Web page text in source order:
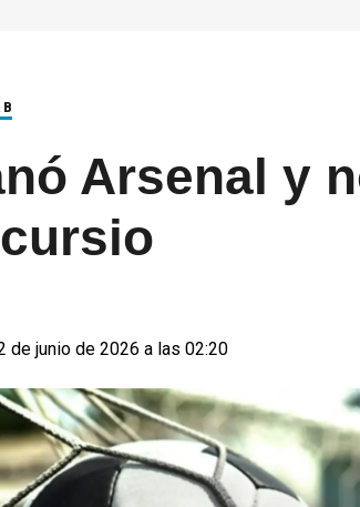
Arsenal y
de junio de 2026 a las 02:20